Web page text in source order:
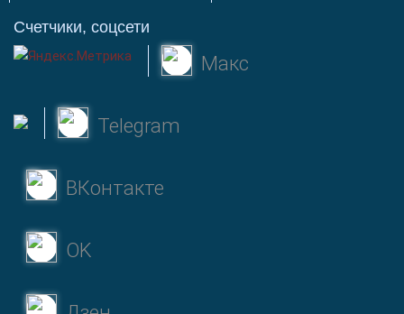
Счетчики, соцсети
Макс
Telegram
ВКонтакте
OK